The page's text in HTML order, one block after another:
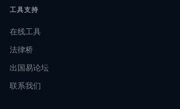
工具支持
在线工具
法律桥
出国易论坛
联系我们